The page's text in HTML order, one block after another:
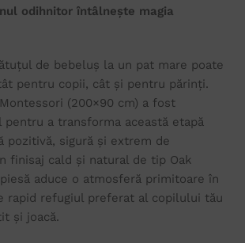
odihnitor întâlnește magia
de bebeluș la un pat mare poate
pentru copii, cât și pentru părinți.
(200×90 cm) a fost
pentru a transforma această etapă
pozitivă, sigură și extrem de
finisaj cald și natural de tip Oak
aduce o atmosferă primitoare în
rapid refugiul preferat al copilului tău
și joacă.